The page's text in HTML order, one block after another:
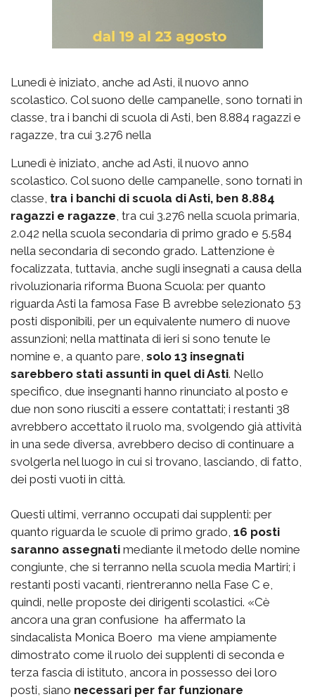
Lunedì è iniziato, anche ad Asti, il nuovo anno
scolastico. Col suono delle campanelle, sono tornati in
classe, tra i banchi di scuola di Asti, ben 8.884 ragazzi e
ragazze, tra cui 3.276 nella
Lunedì è iniziato, anche ad Asti, il nuovo anno
scolastico. Col suono delle campanelle, sono tornati in
classe, tra i banchi di scuola di Asti, ben 8.884
ragazzi e ragazze , tra cui 3.276 nella scuola primaria,
2.042 nella scuola secondaria di primo grado e 5.584
nella secondaria di secondo grado. Lattenzione è
focalizzata, tuttavia, anche sugli insegnati a causa della
rivoluzionaria riforma Buona Scuola: per quanto
riguarda Asti la famosa Fase B avrebbe selezionato 53
posti disponibili, per un equivalente numero di nuove
assunzioni; nella mattinata di ieri si sono tenute le
nomine e, a quanto pare, solo 13 insegnati
sarebbero stati assunti in quel di Asti. Nello
specifico, due insegnanti hanno rinunciato al posto e
due non sono riusciti a essere contattati; i restanti 38
avrebbero accettato il ruolo ma, svolgendo già attività
in una sede diversa, avrebbero deciso di continuare a
svolgerla nel luogo in cui si trovano, lasciando, di fatto,
dei posti vuoti in città.
Questi ultimi, verranno occupati dai supplenti: per
quanto riguarda le scuole di primo grado, 16 posti
saranno assegnati mediante il metodo delle nomine
congiunte, che si terranno nella scuola media Martiri; i
restanti posti vacanti, rientreranno nella Fase C e,
quindi, nelle proposte dei dirigenti scolastici. «Cè
ancora una gran confusione  ha affermato la
sindacalista Monica Boero  ma viene ampiamente
dimostrato come il ruolo dei supplenti di seconda e
terza fascia di istituto, ancora in possesso dei loro
posti, siano necessari per far funzionare